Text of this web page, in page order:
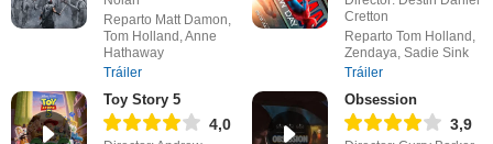
Reparto Matt Damon,
Tom Holland, Anne
Hathaway
Tráiler
Cretton
Reparto Tom Holland,
Zendaya, Sadie Sink
Tráiler
Toy Story 5
4,0
Obsession
3,9